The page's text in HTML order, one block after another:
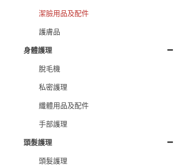
潔臉用品及配件
護膚品
身體護理
脫毛機
私密護理
纖體用品及配件
手部護理
頭髮護理
頭髮護理